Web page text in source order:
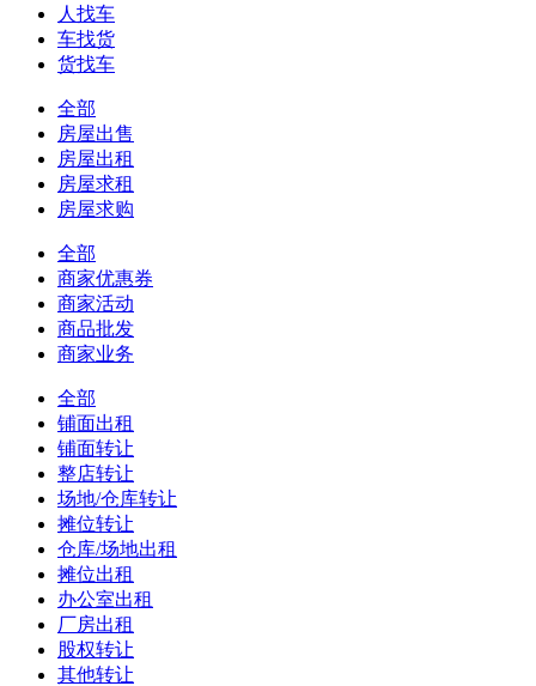
人找车
车找货
货找车
全部
房屋出售
房屋出租
房屋求租
房屋求购
全部
商家优惠券
商家活动
商品批发
商家业务
全部
铺面出租
铺面转让
整店转让
场地/仓库转让
摊位转让
仓库/场地出租
摊位出租
办公室出租
厂房出租
股权转让
其他转让